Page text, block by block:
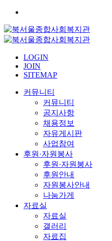
LOGIN
JOIN
SITEMAP
커뮤니티
커뮤니티
공지사항
채용정보
자유게시판
사업참여
후원·자원봉사
후원·자원봉사
후원안내
자원봉사안내
나눔가게
자료실
자료실
갤러리
자료집